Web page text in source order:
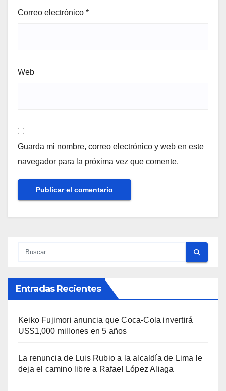
Correo electrónico *
Web
Guarda mi nombre, correo electrónico y web en este
navegador para la próxima vez que comente.
Entradas Recientes
Keiko Fujimori anuncia que Coca-Cola invertirá
US$1,000 millones en 5 años
La renuncia de Luis Rubio a la alcaldía de Lima le
deja el camino libre a Rafael López Aliaga